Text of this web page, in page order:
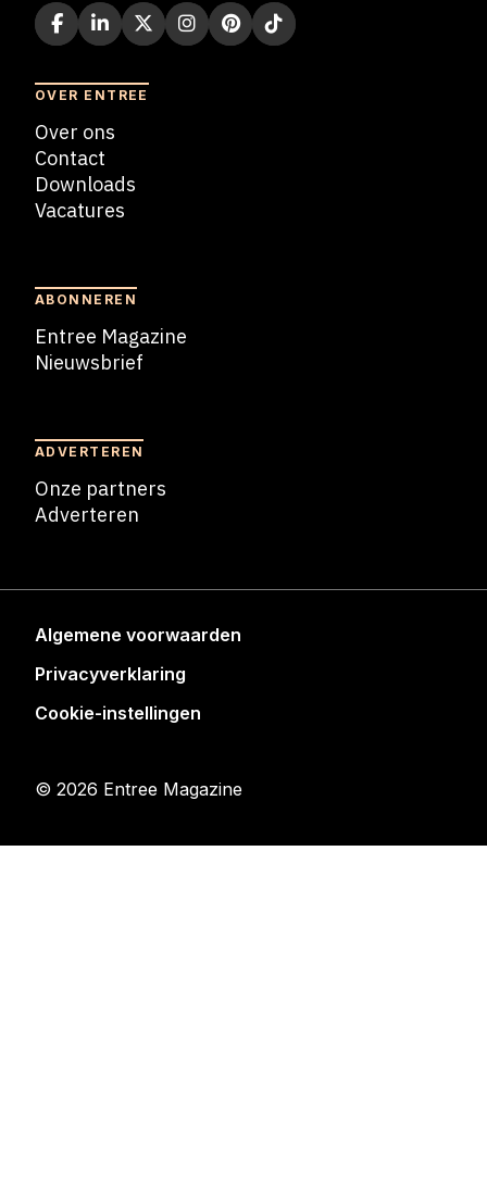
OVER ENTREE
Over ons
Contact
Downloads
Vacatures
ABONNEREN
Entree Magazine
Nieuwsbrief
ADVERTEREN
Onze partners
Adverteren
Algemene voorwaarden
Privacyverklaring
Cookie-instellingen
© 2026 Entree Magazine